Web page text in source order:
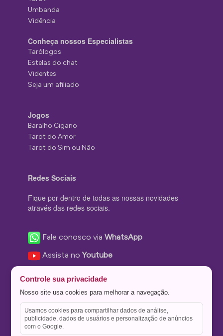
Umbanda
Vidência
Conheça nossos Especialistas
Tarólogos
Estelas do chat
Videntes
Seja um afiliado
Jogos
Baralho Cigano
Tarot do Amor
Tarot do Sim ou Não
Redes Sociais
Fique por dentro de todas as nossas novidades
através das redes sociais.
Fale conosco viaWhatsApp
Assista noYoutube
Nos siga no Instagram
Nos siga noTwitter
Salve no
Controle sua privacidade
Nosso site usa cookies para melhorar a navegação.
Usamos cookies para compartilhar dados de análise,
publicidade, dados de usuários e personalização de anúncios
com o Google.